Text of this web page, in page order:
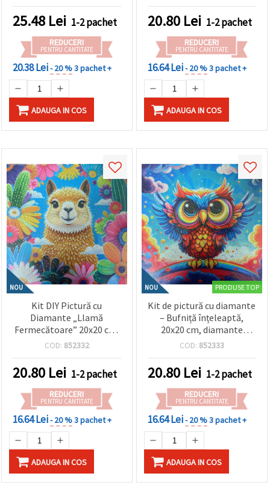
șevalet inclus – ideal
pentru artă inspirată de
natură și decor vesel
pentru casă JA20423
25.48 Lei 1-2 pachet
REDUCERI
PENTRU CANTITATE
20.38 Lei- 20 %3 pachet +
ADAUGA IN COS
20.80 Lei 1-2 pachet
REDUCERI
PENTRU CANTITATE
16.64 Lei- 20 %3 pachet +
ADAUGA IN COS
NOU
Kit DIY Pictură cu
Diamante „Llamă
Fermecătoare” 20x20 cm,
Diamante Rotunde –
Perfect pentru Iubitorii
de Animale și Hobby
Creativ MKX17356
COD: 852332
20.80 Lei 1-2 pachet
REDUCERI
PENTRU CANTITATE
16.64 Lei- 20 %3 pachet +
ADAUGA IN COS
NOU PRODUSE TOP
Kit de pictură cu diamante
– Bufniță înțeleaptă,
20x20 cm, diamante
rotunde, acoperire
COD: 852333
20.80 Lei 1-2 pachet
REDUCERI
PENTRU CANTITATE
16.64 Lei- 20 %3 pachet +
ADAUGA IN COS